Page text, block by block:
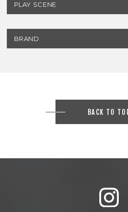
PLAY SCENE
BRAND
BACK TO